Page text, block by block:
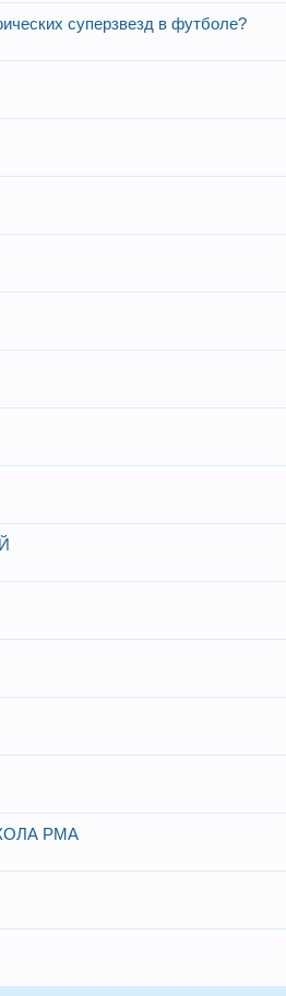
суперзвезд в футболе?
РМА